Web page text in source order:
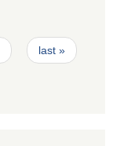
last »